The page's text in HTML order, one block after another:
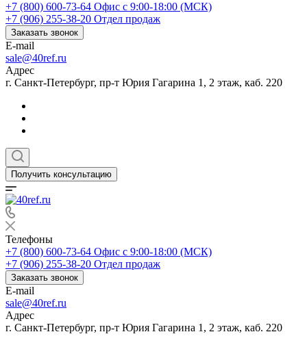
+7 (800) 600-73-64 Офис с 9:00-18:00 (МСК)
+7 (906) 255-38-20 Отдел продаж
Заказать звонок
E-mail
sale@40ref.ru
Адрес
г. Санкт-Петербург, пр-т Юрия Гагарина 1, 2 этаж, каб. 220
Получить консультацию
Телефоны
+7 (800) 600-73-64 Офис с 9:00-18:00 (МСК)
+7 (906) 255-38-20 Отдел продаж
Заказать звонок
E-mail
sale@40ref.ru
Адрес
г. Санкт-Петербург, пр-т Юрия Гагарина 1, 2 этаж, каб. 220